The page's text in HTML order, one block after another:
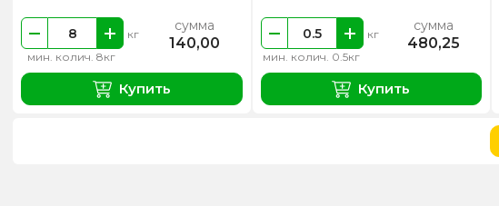
мин. колич. 8кг
кг сумма
140,00
Купить
мин. колич. 0.5кг
кг сумма
480,25
Купить